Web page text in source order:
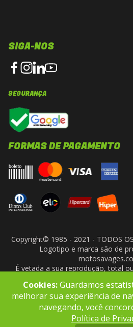
SIGA-NOS
SEGURANÇA
FORMAS DE PAGAMENTO
Copyright© 1985 - 2021 - TODOS OS
Logotipo e marca são de
É vetada a sua reprodução, total
- CNPJ:
Cookies:Guardamos
melhorar sua experiência de
navegando, você
Política de